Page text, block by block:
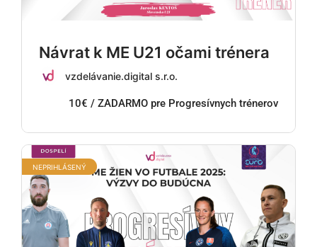
Návrat k ME U21 očami trénera
vzdelávanie.digital s.r.o.
10€ / ZADARMO pre Progresívnych trénerov
NEPRIHLÁSENÝ